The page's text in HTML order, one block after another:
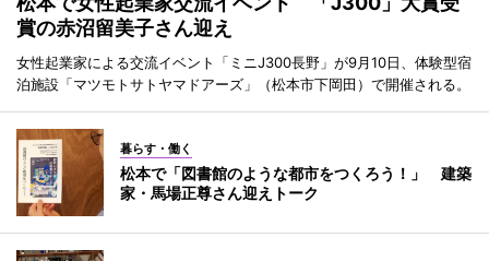
賞の赤沼留美子さん迎え
女性起業家による交流イベント「ミニJ300長野」が9月10日、体験型宿
泊施設「マツモトサトヤマドアーズ」（松本市下岡田）で開催される。
暮らす・働く
松本で「図書館のような都市をつくろう！」 建築
家・馬場正尊さん迎えトーク